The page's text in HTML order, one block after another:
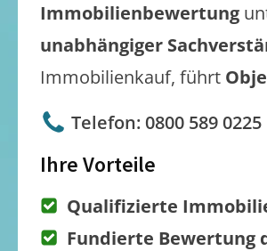
Immobilienbewertung
unabhängiger
Immobilienkauf, führt
Telefon: 0800 589 0225
Ihre Vorteile
Qualifizierte
Fundierte Bewertung